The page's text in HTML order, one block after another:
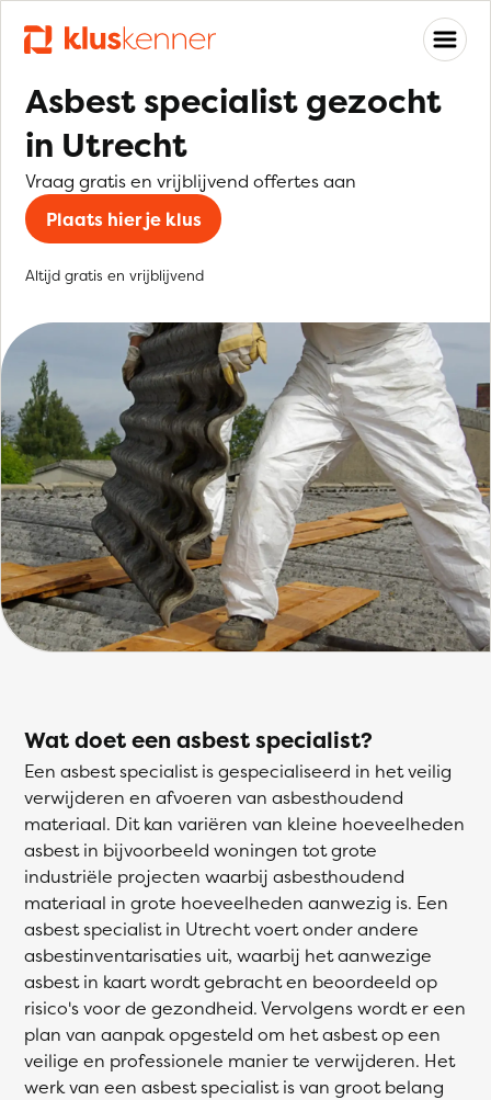
Asbest specialist gezocht
in Utrecht
Vraag gratis en vrijblijvend offertes aan
Plaats hier je klus
Altijd gratis en vrijblijvend
Wat doet een asbest specialist?
Een asbest specialist is gespecialiseerd in het veilig
verwijderen en afvoeren van asbesthoudend
materiaal. Dit kan variëren van kleine hoeveelheden
asbest in bijvoorbeeld woningen tot grote
industriële projecten waarbij asbesthoudend
materiaal in grote hoeveelheden aanwezig is. Een
asbest specialist in Utrecht voert onder andere
asbestinventarisaties uit, waarbij het aanwezige
asbest in kaart wordt gebracht en beoordeeld op
risico's voor de gezondheid. Vervolgens wordt er een
plan van aanpak opgesteld om het asbest op een
veilige en professionele manier te verwijderen. Het
werk van een asbest specialist is van groot belang